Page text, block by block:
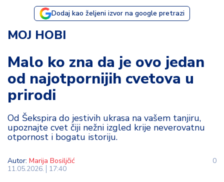
Dodaj kao željeni izvor na google pretrazi
MOJ HOBI
Malo ko zna da je ovo jedan
od najotpornijih cvetova u
prirodi
Od Šekspira do jestivih ukrasa na vašem tanjiru,
upoznajte cvet čiji nežni izgled krije neverovatnu
otpornost i bogatu istoriju.
Autor: Marija Bosiljčić
11.05.2026.
17:40
0